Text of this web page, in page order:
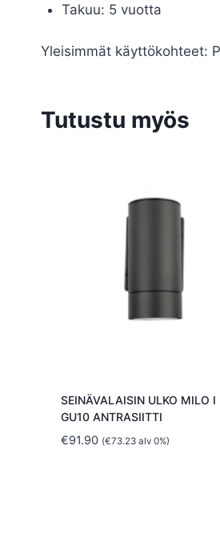
Takuu: 5 vuotta
Yleisimmät käyttökohteet:
Tutustu myös
SEINÄVALAISIN ULKO MILO I
GU10 ANTRASIITTI
€91.90 (€73.23alv 0%)